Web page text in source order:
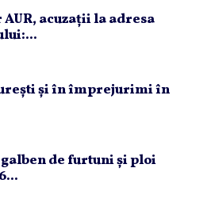
acuzaţii la adresa
şi în împrejurimi în
galben de furtuni şi ploi